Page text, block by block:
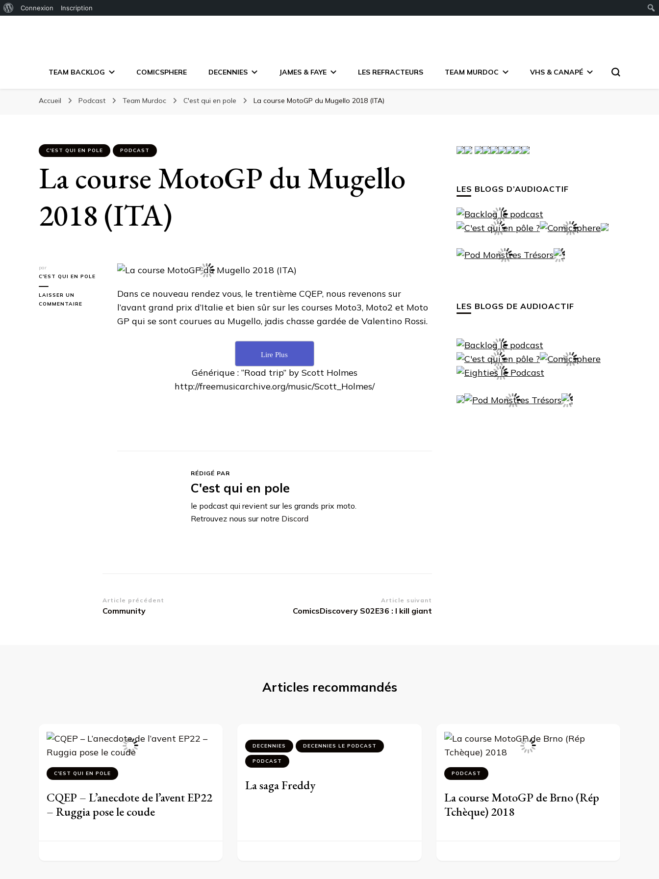
Connexion Inscription
TEAM BACKLOG COMICSPHERE DECENNIES JAMES & FAYE LES REFRACTEURS TEAM MURDOC VHS & CANAPÉ
Accueil Podcast Team Murdoc C'est qui en pole La course MotoGP du Mugello 2018 (ITA)
C'EST QUI EN POLE PODCAST
La course MotoGP du Mugello
2018 (ITA)
par
C'EST QUI EN POLE
LAISSER UN
COMMENTAIRE
Dans ce nouveau rendez vous, le trentième CQEP, nous revenons sur
l’avant grand prix d’Italie et bien sûr sur les courses Moto3, Moto2 et Moto
GP qui se sont courues au Mugello, jadis chasse gardée de Valentino Rossi.
Lire Plus
Générique : “Road trip” by Scott Holmes
http://freemusicarchive.org/music/Scott_Holmes/
RÉDIGÉ PAR
C'est qui en pole
le podcast qui revient sur les grands prix moto.
Retrouvez nous sur notre Discord
Navigation
d’article
Article précédent
Community
Article suivant
ComicsDiscovery S02E36 : I kill giant
LES BLOGS D’AUDIOACTIF
LES BLOGS DE AUDIOACTIF
Articles recommandés
C'EST QUI EN POLE
CQEP – L’anecdote de l’avent EP22
– Ruggia pose le coude
DECENNIES DECENNIES LE PODCAST
PODCAST
La saga Freddy
PODCAST
La course MotoGP de Brno (Rép
Tchèque) 2018